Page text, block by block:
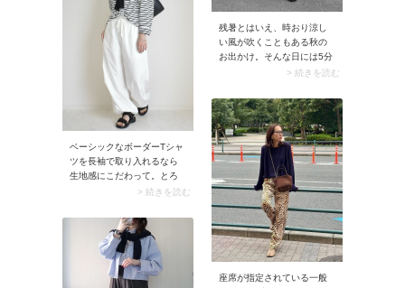
マフラーを収納したいとき
にも便利。
残暑とはいえ、時おり涼し
い風が吹くこともある秋の
お出かけ。そんな日には5分
袖Tシャツがぴったりです。
を肩掛けすれば、奥行きが
出てバランスよくまとまる
うえ、コーデがラフになり
過ぎません。明るいブラウ
ンのパンツを合わせると、
今季らしく上品な色合いに
まとまり素敵です。
> 続きを読む
ベーシックなボーダーTシャ
ツを長袖で取り入れるなら
生地感にこだわって。とろ
みのある薄手素材やシアー
袖でも暑さはそれほど気に
ならないはず。白のカーゴ
パンツとラフに着こなすと
きは、ウエストインしてカ
ーディガンを肩掛け。トッ
> 続きを読む
座席が指定されている一般